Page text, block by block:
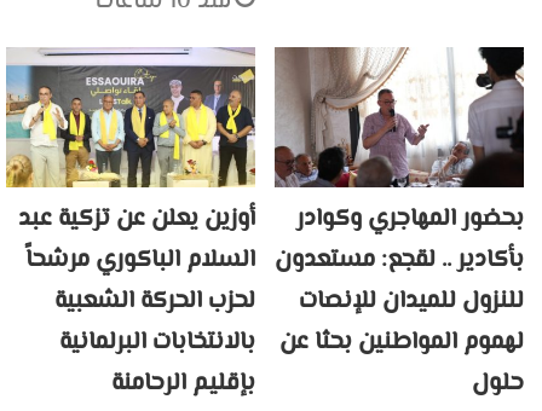
بحضور المهاجري وكوادر
بأكادير .. لقجع: مستعدون
للنزول للميدان للإنصات
لهموم المواطنين بحثا عن
حلول
أوزين يعلن عن تزكية عبد
السلام الباكوري مرشحاً
لحزب الحركة الشعبية
بالانتخابات البرلمانية
بإقليم الرحامنة